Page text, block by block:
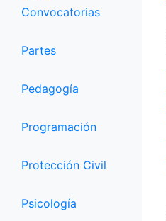
Convocatorias
Partes
Pedagogía
Programación
Protección Civil
Psicología